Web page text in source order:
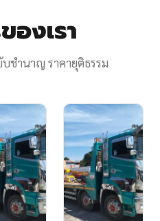
องเรา
ชำนาญ ราคายุติธรรม